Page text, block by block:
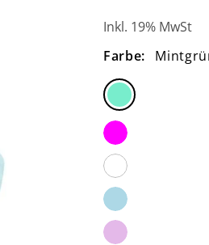
Inkl. 19% MwSt
Farbe:
Mintgrün
magenta
Weiß
hellblau